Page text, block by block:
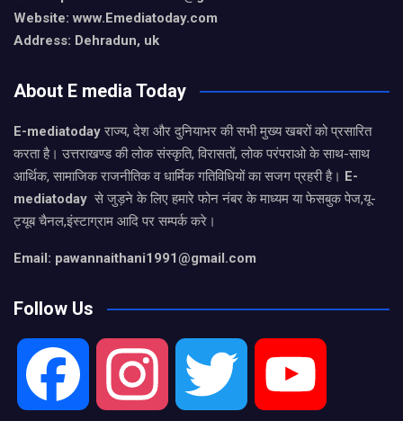
Website: www.Emediatoday.com
Address: Dehradun, uk
About E media Today
E-mediatodayराज्य, देश और दुनियाभर की सभी मुख्य खबरों को प्रसारित
करता है। उत्तराखण्ड की लोक संस्कृति, विरासतों, लोक परंपराओ के साथ-साथ
आर्थिक, सामाजिक राजनीतिक व धार्मिक गतिविधियों का सजग प्रहरी है। E-
mediatoday से जुड़ने के लिए हमारे फोन नंबर के माध्यम या फेसबुक पेज,यू-
ट्यूब चैनल,इंस्टाग्राम आदि पर सम्पर्क करे।
Email: pawannaithani1991@gmail.com
Follow Us